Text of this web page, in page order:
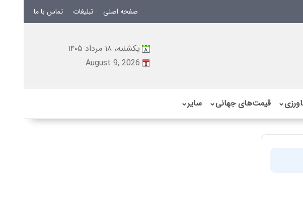
صفحه اصلی تبلیغات تماس با ما
یکشنبه، ۱۸ مرداد ۱۴۰۵
August 9, 2026
⌄ قیمت‌های جهانی⌄ سایر⌄